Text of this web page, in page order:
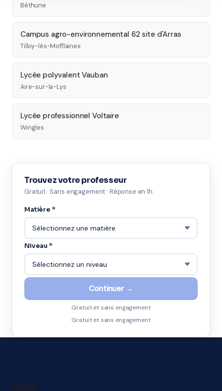
Béthune
Campus agro-environnemental 62 site d'Arras
Tilloy-lès-Mofflaines
Lycée polyvalent Vauban
Aire-sur-la-Lys
Lycée professionnel Voltaire
Wingles
Trouvez votre professeur
Gratuit · Sans engagement · Réponse en 1h
Matière *
Niveau *
Continuer →
Gratuit et sans engagement
Gratuit et sans engagement